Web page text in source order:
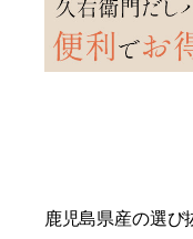
鹿児島県産の選び